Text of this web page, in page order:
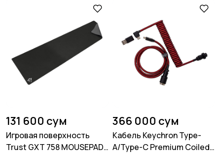
131 600 сум
Игровая поверхность
Trust GXT 758 MOUSEPAD
366 000 сум
Кабель Keychron Type-
A/Type-C Premium Coiled